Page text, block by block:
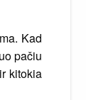
Kad
pačiu
kitokia